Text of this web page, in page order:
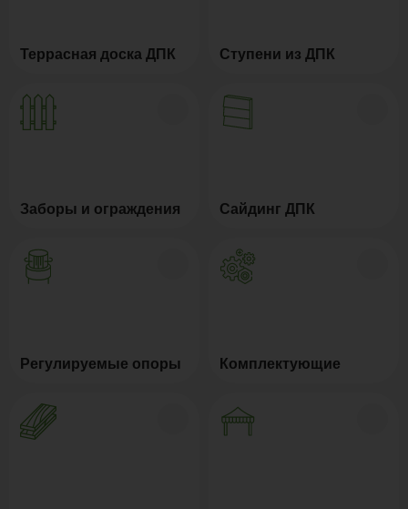
Террасная доска ДПК Ступени из ДПК
Заборы и ограждения Сайдинг ДПК
Регулируемые опоры Комплектующие